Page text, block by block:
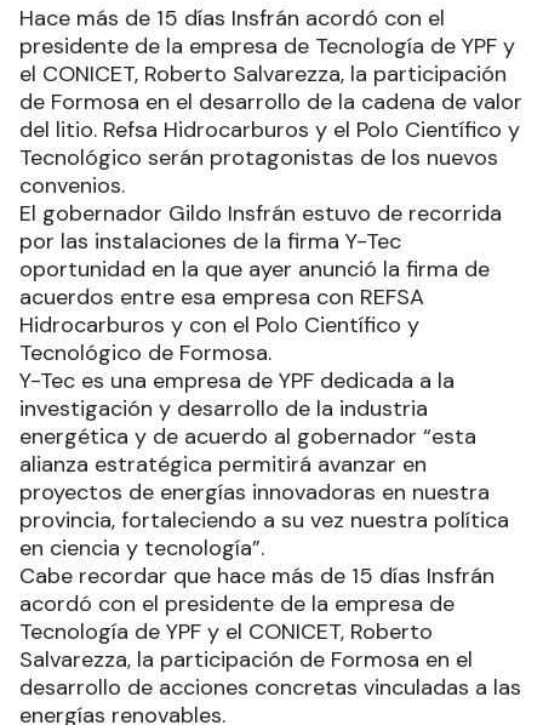
Hace más de 15 días Insfrán acordó con el
presidente de la empresa de Tecnología de YPF y
el CONICET, Roberto Salvarezza, la participación
de Formosa en el desarrollo de la cadena de valor
del litio. Refsa Hidrocarburos y el Polo Científico y
Tecnológico serán protagonistas de los nuevos
convenios.
El gobernador Gildo Insfrán estuvo de recorrida
por las instalaciones de la firma Y-Tec
oportunidad en la que ayer anunció la firma de
acuerdos entre esa empresa con REFSA
Hidrocarburos y con el Polo Científico y
Tecnológico de Formosa.
Y-Tec es una empresa de YPF dedicada a la
investigación y desarrollo de la industria
energética y de acuerdo al gobernador “esta
alianza estratégica permitirá avanzar en
proyectos de energías innovadoras en nuestra
provincia, fortaleciendo a su vez nuestra política
en ciencia y tecnología”.
Cabe recordar que hace más de 15 días Insfrán
acordó con el presidente de la empresa de
Tecnología de YPF y el CONICET, Roberto
Salvarezza, la participación de Formosa en el
desarrollo de acciones concretas vinculadas a las
energías renovables.